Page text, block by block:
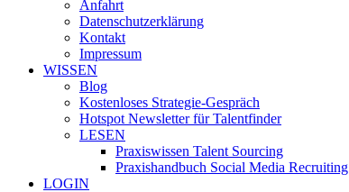
Anfahrt
Datenschutzerklärung
Kontakt
Impressum
WISSEN
Blog
Kostenloses Strategie-Gespräch
Hotspot Newsletter für Talentfinder
LESEN
Praxiswissen Talent Sourcing
Praxishandbuch Social Media Recruiting
LOGIN